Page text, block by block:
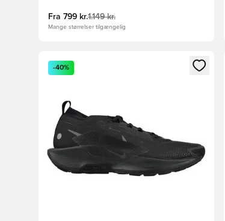
Fra 799 kr.1.149 kr.
Mange størrelser tilgængelig
Åbner en Modal til at logge ind eller
-40%